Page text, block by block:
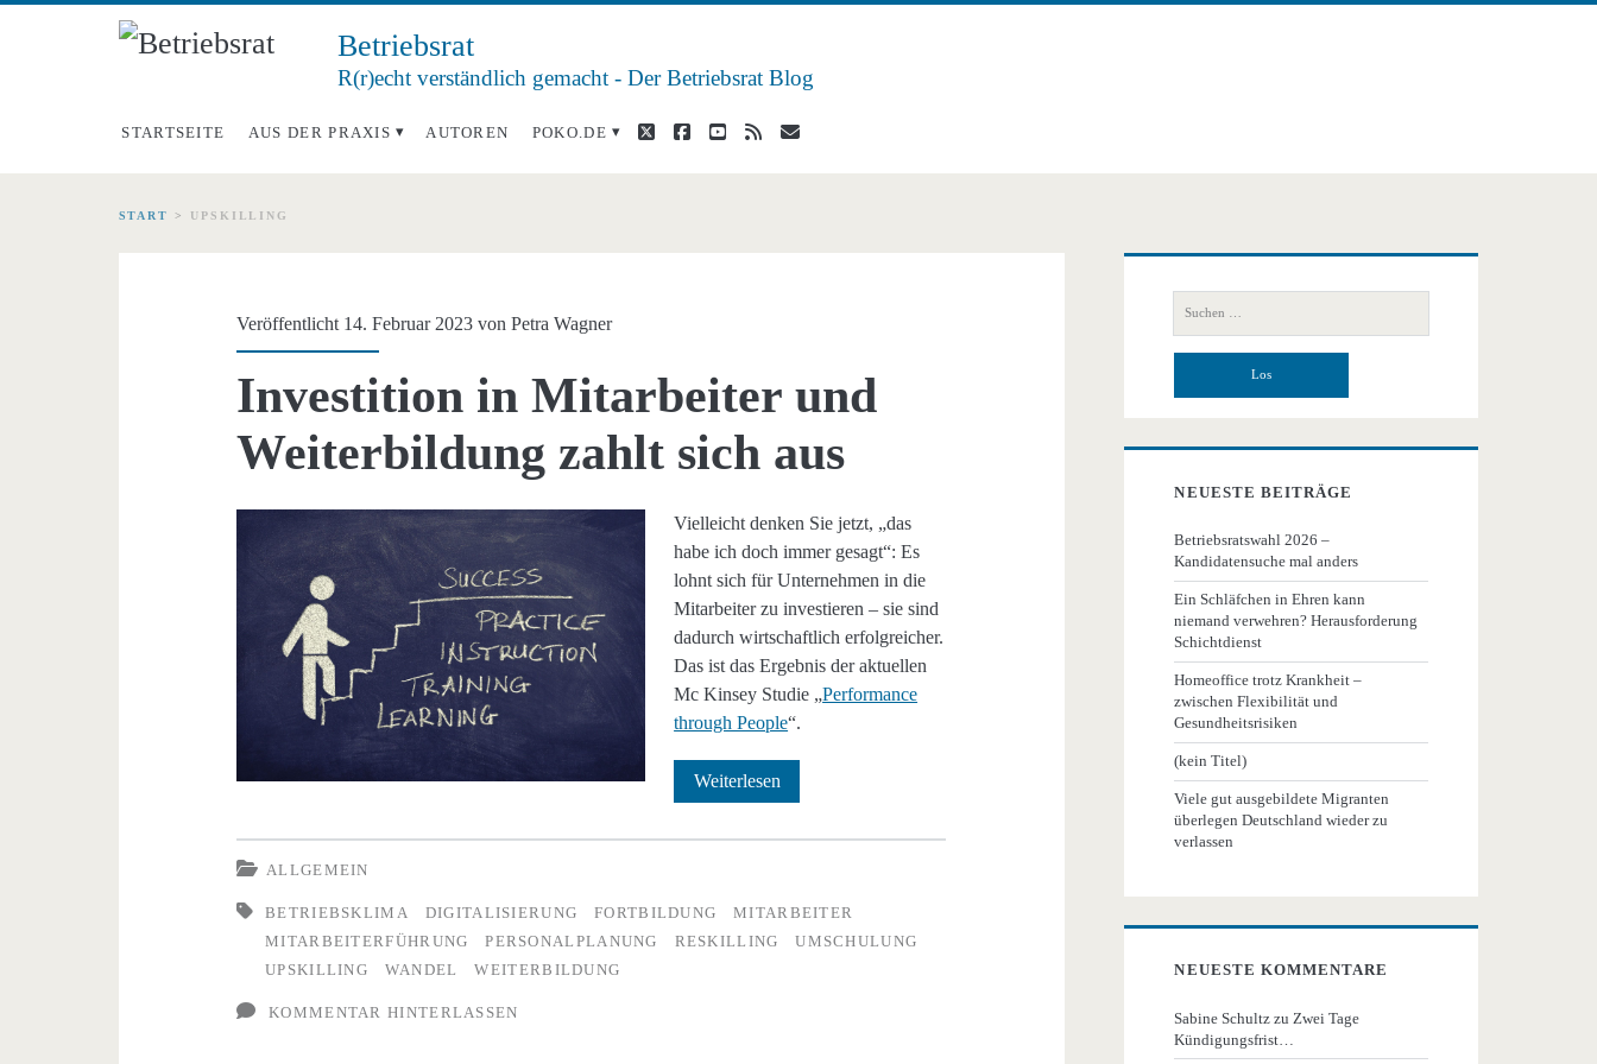
Betriebsrat
R(r)echt verständlich gemacht - Der Betriebsrat Blog
STARTSEITE AUS DER PRAXIS AUTOREN POKO.DE twitterfacebook
youtube
rss E-
START > UPSKILLING
<span>Upskilling</span>
Veröffentlicht 14. Februar 2023 vonPetra Wagner
Investition in Mitarbeiter und
Weiterbildung zahlt sich aus
Vielleicht denken Sie jetzt, „das
habe ich doch immer gesagt“: Es
lohnt sich für Unternehmen in die
Mitarbeiter zu investieren – sie sind
dadurch wirtschaftlich erfolgreicher.
Das ist das Ergebnis der aktuellen
Mc Kinsey Studie „Performance
through People“.
WeiterlesenInvestition
und
Weiterbildung
ALLGEMEIN
BETRIEBSKLIMA DIGITALISIERUNG FORTBILDUNG
MITARBEITER
MITARBEITERFÜHRUNG
PERSONALPLANUNG RESKILLING
UMSCHULUNG
UPSKILLING
WANDEL WEITERBILDUNG
KOMMENTAR HINTERLASSEN
Primäre
Seitenleiste
nach:
NEUESTE BEITRÄGE
Betriebsratswahl 2026 –
Kandidatensuche mal anders
Ein Schläfchen in Ehren kann
niemand verwehren? Herausforderung
Schichtdienst
Homeoffice trotz Krankheit –
zwischen Flexibilität und
Gesundheitsrisiken
(kein Titel)
Viele gut ausgebildete Migranten
überlegen Deutschland wieder zu
verlassen
NEUESTE KOMMENTARE
Sabine Schultz zu Zwei Tage
Kündigungsfrist…